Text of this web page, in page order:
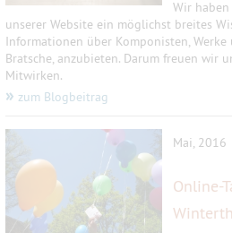
Wir haben
unserer Website ein möglichst breites
Informationen über Komponisten,
Bratsche, anzubieten. Darum freuen wir
Mitwirken.
» zum Blogbeitrag
Mai, 2016
Online-